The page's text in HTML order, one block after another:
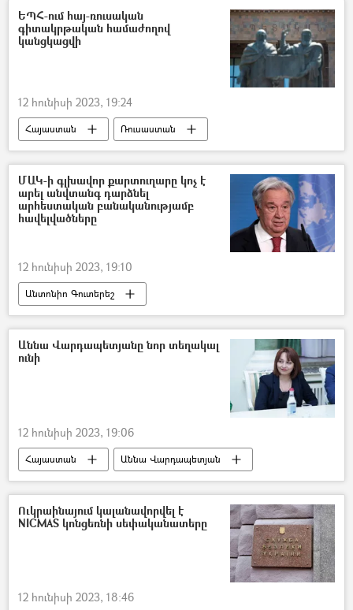
ԵՊՀ-ում հայ-ռուսական
գիտակրթական համաժողով
կանցկացվի
12 հունիսի 2023, 19:24
Հայաստան
Ռուսաստան
համաժողով
Երևանի պետական համալսարան (ԵՊՀ)
ՄԱԿ-ի գլխավոր քարտուղարը կոչ է
արել անվտանգ դարձնել
արհեստական բանականությամբ
հավելվածները
12 հունիսի 2023, 19:10
Անտոնիո Գուտերեշ
Միավորված ազգերի կազմակերպություն (ՄԱԿ)
արհեստական բանականություն
Աննա Վարդապետյանը նոր տեղակալ
ունի
12 հունիսի 2023, 19:06
Հայաստան
Աննա Վարդապետյան
պաշտոն
Ուկրաինայում կալանավորվել է
NICMAS կոնցեռնի սեփականատերը
12 հունիսի 2023, 18:46